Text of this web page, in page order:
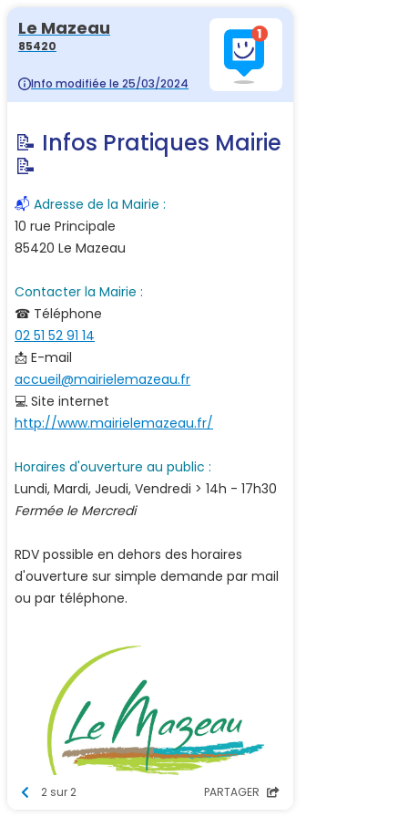
Le Mazeau
85420
Info modifiée le 25/03/2024
📝 Infos Pratiques Mairie
📝
📬 Adresse de la Mairie :
10 rue Principale
85420 Le Mazeau
Contacter la Mairie :
☎ Téléphone
02 51 52 91 14
📩 E-mail
accueil@mairielemazeau.fr
💻 Site internet
http://www.mairielemazeau.fr/
Horaires d'ouverture au public :
Lundi, Mardi, Jeudi, Vendredi > 14h - 17h30
Fermée le Mercredi
RDV possible en dehors des horaires
d'ouverture sur simple demande par mail
ou par téléphone.
2 sur 2 PARTAGER